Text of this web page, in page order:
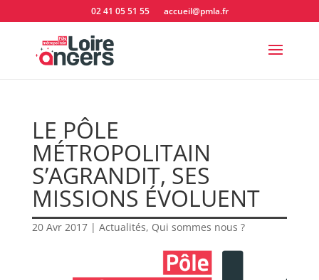
02 41 05 51 55 accueil@pmla.fr
LE PÔLE
MÉTROPOLITAIN
S’AGRANDIT, SES
MISSIONS ÉVOLUENT
20 Avr 2017| Actualités, Qui sommes nous ?